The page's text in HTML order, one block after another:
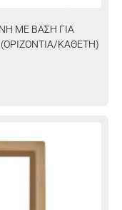
ΜΕ ΒΑΣΗ ΓΙΑ
ΚΑΘΕΤΗ)